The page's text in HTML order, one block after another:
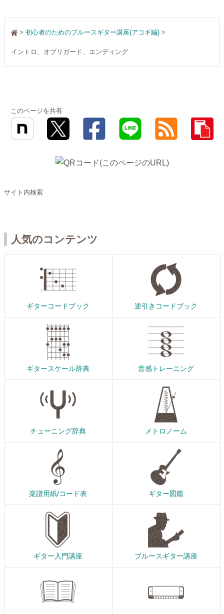
>初心者のためのブルースギター講座(アコギ編)
イントロ、オブリガード、エンディング
このページを共有
サイト内検索
人気のコンテンツ
ギターコードブック 逆引きコードブック
ギタースケール辞典 音感トレーニング
チューニング辞典 メトロノーム
楽譜用紙/コード表 ギター図鑑
ギター入門講座 ブルースギター講座